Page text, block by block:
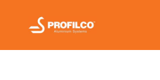
Aluminium systems